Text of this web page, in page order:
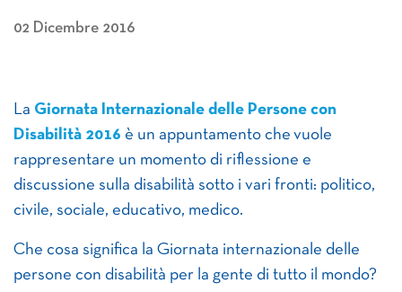
02 Dicembre 2016
La Giornata Internazionale delle Persone con
Disabilità 2016 è un appuntamento che vuole
rappresentare un momento di riflessione e
discussione sulla disabilità sotto i vari fronti: politico,
civile, sociale, educativo, medico.
Che cosa significa la Giornata internazionale delle
persone con disabilità per la gente di tutto il mondo?